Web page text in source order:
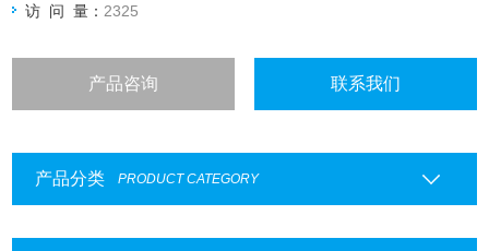
访 问 量： 2325
产品咨询 联系我们
产品分类 PRODUCT CATEGORY